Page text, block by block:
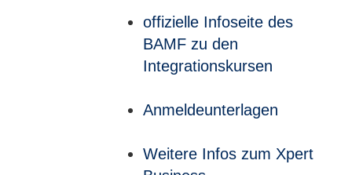
offizielle Infoseite des
BAMF zu den
Integrationskursen
Anmeldeunterlagen
Weitere Infos zum Xpert